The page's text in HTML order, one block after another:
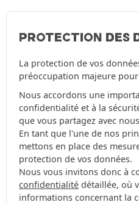
PROTECTION DES
La protection de vos
préoccupation majeure
Nous accordons une
confidentialité et à la
que vous partagez avec
En tant que l'une de nos
mettons en place des
protection de vos données.
Nous vous invitons donc à
confidentialité détaillée, où
informations concernant la